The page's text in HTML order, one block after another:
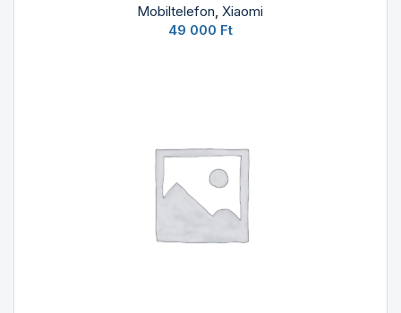
Mobiltelefon,Xiaomi
49 000 Ft